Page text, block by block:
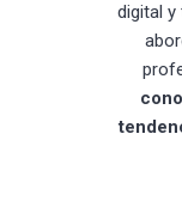
digital y